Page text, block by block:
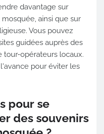
davantage sur
ainsi que sur
Vous pouvez
guidées auprès des
tour-opérateurs locaux.
pour éviter les
pour se
des souvenirs